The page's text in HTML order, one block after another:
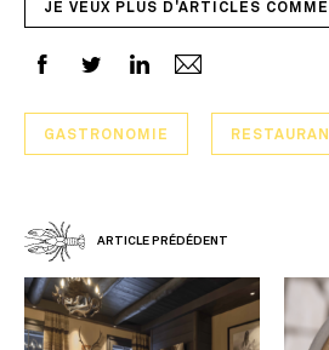
JE VEUX PLUS D'ARTICLES
GASTRONOMIE
ARTICLE PRÉDÉDENT